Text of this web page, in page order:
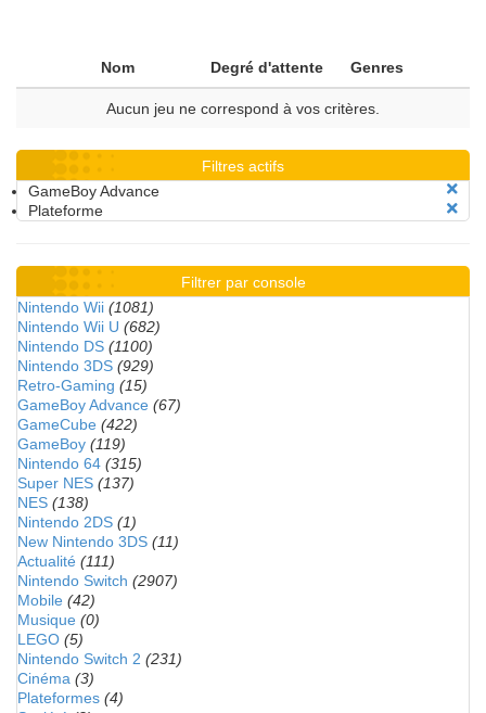
Nom Degré d'attente Genres
Aucun jeu ne correspond à vos critères.
Filtres actifs
GameBoy Advance
Plateforme
Filtrer par console
Nintendo Wii (1081)
Nintendo Wii U (682)
Nintendo DS (1100)
Nintendo 3DS (929)
Retro-Gaming (15)
GameBoy Advance (67)
GameCube (422)
GameBoy (119)
Nintendo 64 (315)
Super NES (137)
NES (138)
Nintendo 2DS (1)
New Nintendo 3DS (11)
Actualité (111)
Nintendo Switch (2907)
Mobile (42)
Musique (0)
LEGO (5)
Nintendo Switch 2 (231)
Cinéma (3)
Plateformes (4)